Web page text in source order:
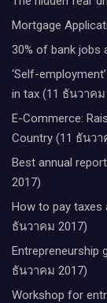
Mortgage
30% of bank jobs
‘Self-
in tax (11 ธันวาคม
E-Commerce:
Country (11 ธันวา
Best annual
2017)
How to pay taxes
ธันวาคม 2017)
Entrepreneurship
ธันวาคม 2017)
Workshop for